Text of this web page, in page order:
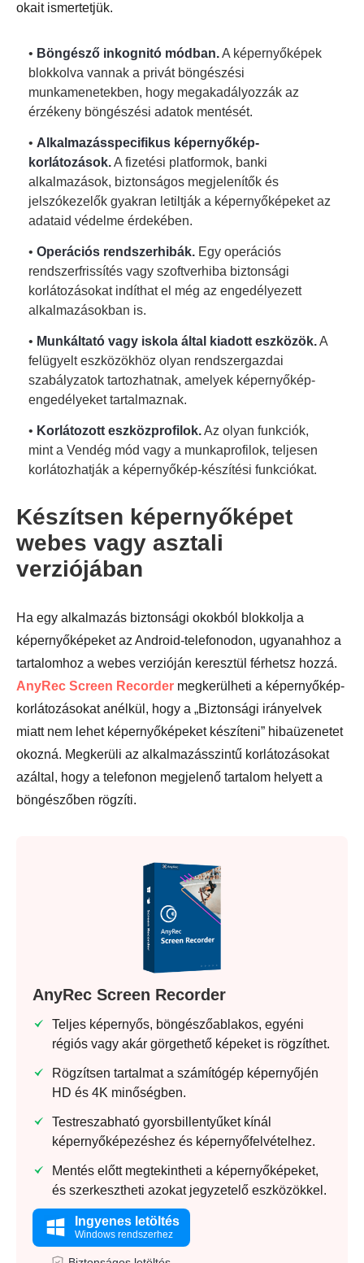
okait ismertetjük.
• Böngésző inkognitó módban.A képernyőképek
blokkolva vannak a privát böngészési
munkamenetekben, hogy megakadályozzák az
érzékeny böngészési adatok mentését.
• Alkalmazásspecifikus képernyőkép-
korlátozások.A fizetési platformok, banki
alkalmazások, biztonságos megjelenítők és
jelszókezelők gyakran letiltják a képernyőképeket az
adataid védelme érdekében.
• Operációs rendszerhibák. Egy operációs
rendszerfrissítés vagy szoftverhiba biztonsági
korlátozásokat indíthat el még az engedélyezett
alkalmazásokban is.
• Munkáltató vagy iskola által kiadott eszközök.A
felügyelt eszközökhöz olyan rendszergazdai
szabályzatok tartozhatnak, amelyek képernyőkép-
engedélyeket tartalmaznak.
• Korlátozott eszközprofilok.Az olyan funkciók,
mint a Vendég mód vagy a munkaprofilok, teljesen
korlátozhatják a képernyőkép-készítési funkciókat.
Készítsen képernyőképet
webes vagy asztali
verziójában
Ha egy alkalmazás biztonsági okokból blokkolja a
képernyőképeket az Android-telefonodon, ugyanahhoz a
tartalomhoz a webes verzióján keresztül férhetsz hozzá.
AnyRec Screen Recorder megkerülheti a képernyőkép-
korlátozásokat anélkül, hogy a „Biztonsági irányelvek
miatt nem lehet képernyőképeket készíteni” hibaüzenetet
okozná. Megkerüli az alkalmazásszintű korlátozásokat
azáltal, hogy a telefonon megjelenő tartalom helyett a
böngészőben rögzíti.
AnyRec Screen Recorder
Teljes képernyős, böngészőablakos, egyéni
régiós vagy akár görgethető képeket is rögzíthet.
Rögzítsen tartalmat a számítógép képernyőjén
HD és 4K minőségben.
Testreszabható gyorsbillentyűket kínál
képernyőképezéshez és képernyőfelvételhez.
Mentés előtt megtekintheti a képernyőképeket,
és szerkesztheti azokat jegyzetelő eszközökkel.
Ingyenes letöltés
Windows rendszerhez